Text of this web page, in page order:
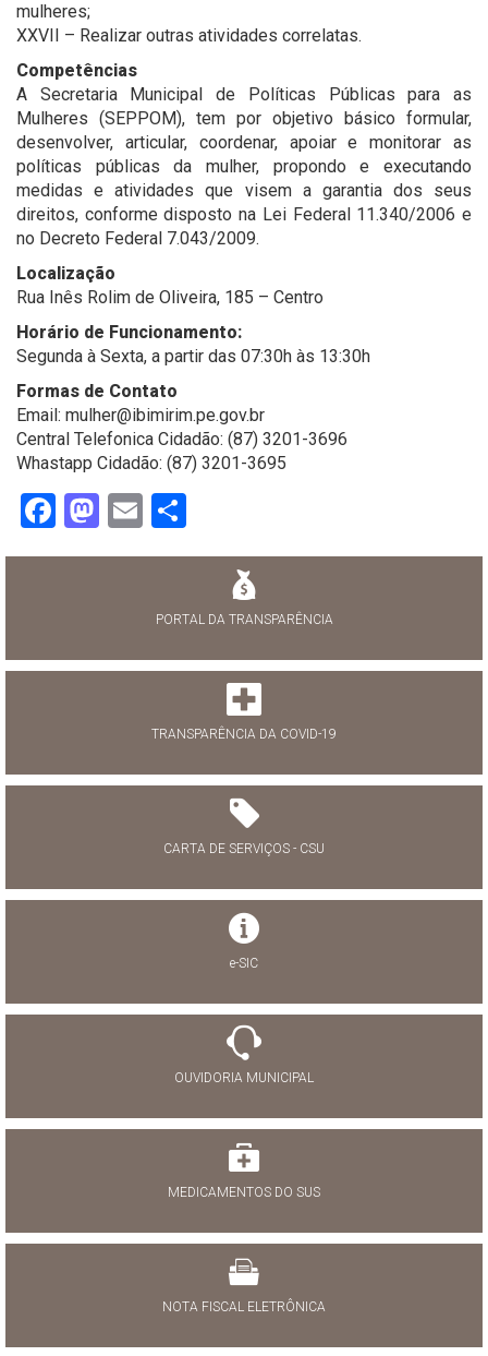
mulheres;
XXVII – Realizar outras atividades correlatas.
Competências
A Secretaria Municipal de Políticas Públicas para as
Mulheres (SEPPOM), tem por objetivo básico formular,
desenvolver, articular, coordenar, apoiar e monitorar as
políticas públicas da mulher, propondo e executando
medidas e atividades que visem a garantia dos seus
direitos, conforme disposto na Lei Federal 11.340/2006 e
no Decreto Federal 7.043/2009.
Localização
Rua Inês Rolim de Oliveira, 185 – Centro
Horário de Funcionamento:
Segunda à Sexta, a partir das 07:30h às 13:30h
Formas de Contato
Email: mulher@ibimirim.pe.gov.br
Central Telefonica Cidadão: (87) 3201-3696
Whastapp Cidadão: (87) 3201-3695
Facebook
Mastodon
Email
PORTAL DA TRANSPARÊNCIA
TRANSPARÊNCIA DA COVID-19
CARTA DE SERVIÇOS - CSU
e-SIC
OUVIDORIA MUNICIPAL
MEDICAMENTOS DO SUS
NOTA FISCAL ELETRÔNICA